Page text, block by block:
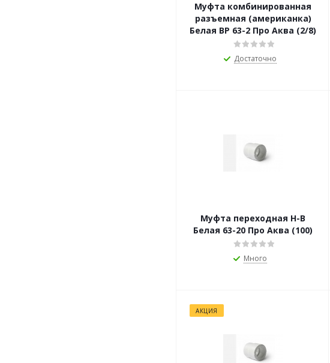
Муфта комбинированная
разъемная (американка)
Белая ВР 63-2 Про Аква (2/8)
Достаточно
Муфта переходная Н-В
Белая 63-20 Про Аква (100)
Много
АКЦИЯ